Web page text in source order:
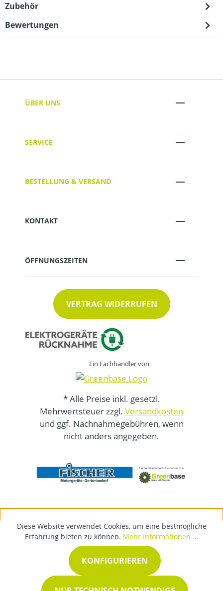
Zubehör
Bewertungen
ÜBER UNS
SERVICE
BESTELLUNG & VERSAND
KONTAKT
ÖFFNUNGSZEITEN
VERTRAG WIDERRUFEN
Ein Fachhändler von
* Alle Preise inkl. gesetzl.
Mehrwertsteuer zzgl. Versandkosten
und ggf. Nachnahmegebühren, wenn
nicht anders angegeben.
Diese Website verwendet Cookies, um eine bestmögliche
Erfahrung bieten zu können. Mehr Informationen ...
KONFIGURIEREN